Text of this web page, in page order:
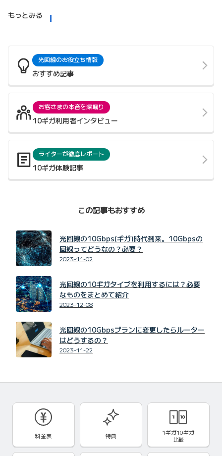
もっとみる
光回線のお役立ち情報
おすすめ記事
お客さまの本音を深堀り
10ギガ利用者インタビュー
ライターが徹底レポート
10ギガ体験記事
この記事もおすすめ
光回線の10Gbps(ギガ)時代到来。10Gbpsの
回線ってどうなの？必要？
2023-11-02
光回線の10ギガタイプを利用するには？必要
なものをまとめて紹介
2023-12-08
光回線の10Gbpsプランに変更したらルーター
はどうするの？
2023-11-22
料金表 特典
1ギガ10ギガ
比較